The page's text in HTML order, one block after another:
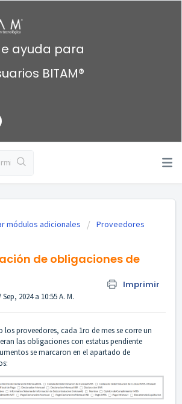
ayuda para
BITAM®
módulos adicionales
Proveedores
de obligaciones de
Imprimir
2024 a 10:55 A. M.
los proveedores, cada 1ro de mes se corre un
las obligaciones con estatus pendiente
se marcaron en el apartado de